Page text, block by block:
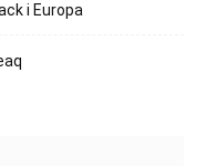
i Europa